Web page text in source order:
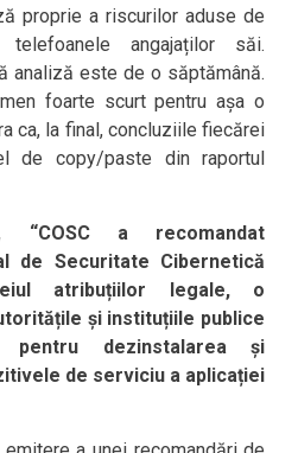
proprie a riscurilor aduse de
angajaților săi.
analiză este de o săptămână.
foarte scurt pentru așa o
ca, la final, concluziile fiecărei
de copy/paste din raportul
“COSC a recomandat
de Securitate Cibernetică
atribuțiilor legale, o
și instituțiile publice
dezinstalarea și
de serviciu a aplicației